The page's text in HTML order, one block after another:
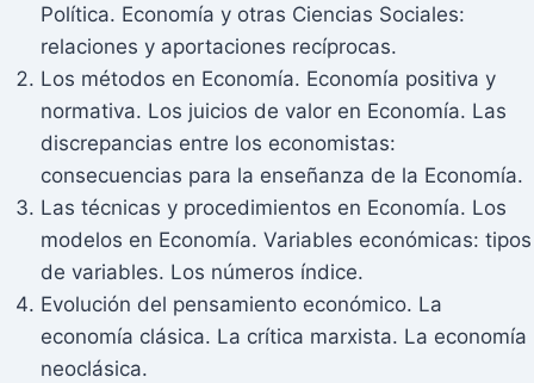
Política. Economía y otras Ciencias Sociales:
relaciones y aportaciones recíprocas.
Los métodos en Economía. Economía positiva y
normativa. Los juicios de valor en Economía. Las
discrepancias entre los economistas:
consecuencias para la enseñanza de la Economía.
Las técnicas y procedimientos en Economía. Los
modelos en Economía. Variables económicas: tipos
de variables. Los números índice.
Evolución del pensamiento económico. La
economía clásica. La crítica marxista. La economía
neoclásica.